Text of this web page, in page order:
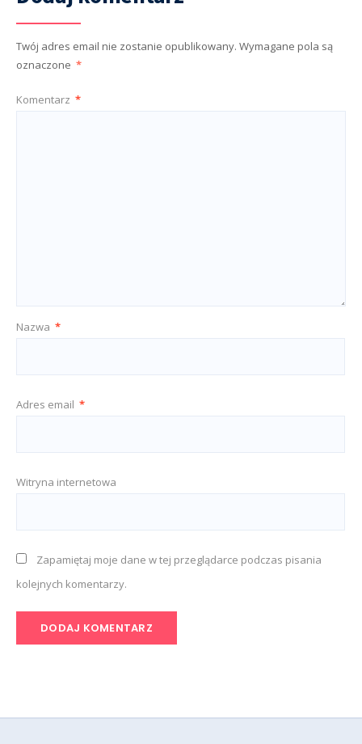
Twój adres email nie zostanie opublikowany. Wymagane pola są
oznaczone *
Komentarz *
Nazwa *
Adres email *
Witryna internetowa
Zapamiętaj moje dane w tej przeglądarce podczas pisania
kolejnych komentarzy.